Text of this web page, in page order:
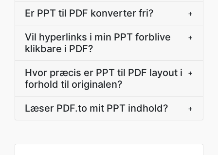
Er PPT til PDF konverter fri? +
Vil hyperlinks i min PPT forblive
klikbare i PDF?
+
Hvor præcis er PPT til PDF layout i
forhold til originalen?
+
Læser PDF.to mit PPT indhold? +